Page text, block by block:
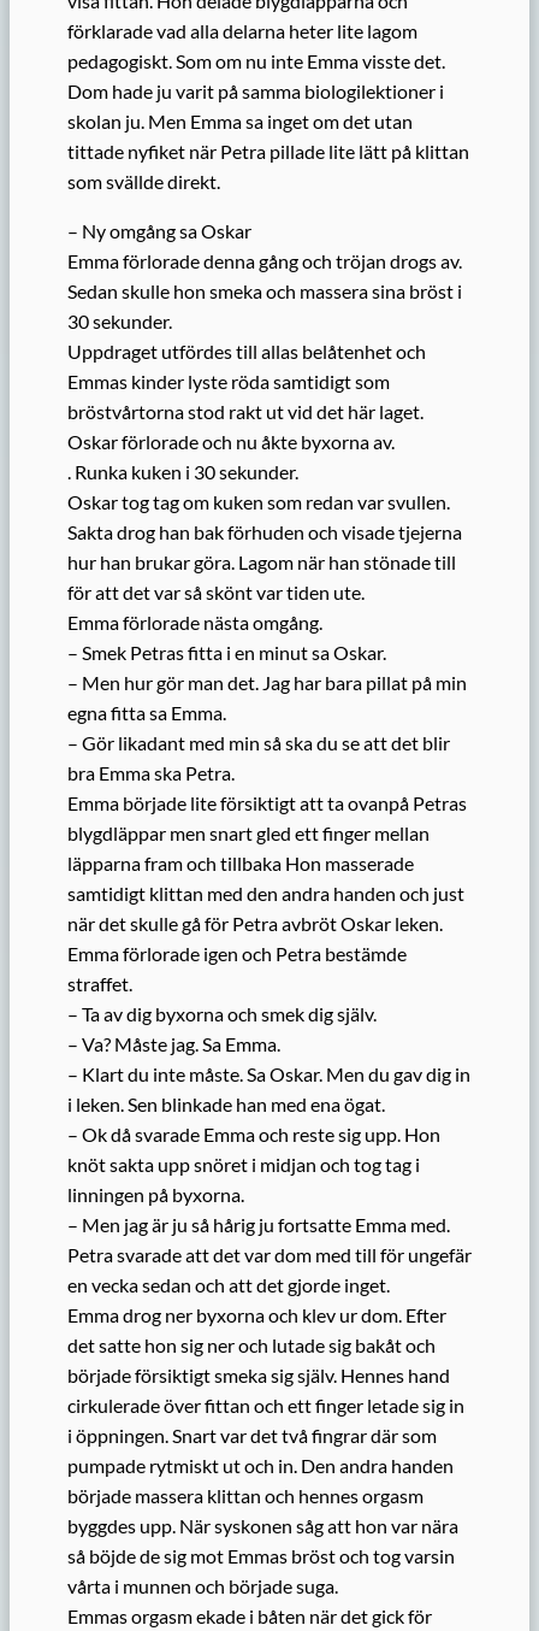
förklarade vad alla delarna heter lite lagom
pedagogiskt. Som om nu inte Emma visste det.
Dom hade ju varit på samma biologilektioner i
skolan ju. Men Emma sa inget om det utan
tittade nyfiket när Petra pillade lite lätt på klittan
som svällde direkt.
– Ny omgång sa Oskar
Emma förlorade denna gång och tröjan drogs av.
Sedan skulle hon smeka och massera sina bröst i
30 sekunder.
Uppdraget utfördes till allas belåtenhet och
Emmas kinder lyste röda samtidigt som
bröstvårtorna stod rakt ut vid det här laget.
Oskar förlorade och nu åkte byxorna av.
. Runka kuken i 30 sekunder.
Oskar tog tag om kuken som redan var svullen.
Sakta drog han bak förhuden och visade tjejerna
hur han brukar göra. Lagom när han stönade till
för att det var så skönt var tiden ute.
Emma förlorade nästa omgång.
– Smek Petras fitta i en minut sa Oskar.
– Men hur gör man det. Jag har bara pillat på min
egna fitta sa Emma.
– Gör likadant med min så ska du se att det blir
bra Emma ska Petra.
Emma började lite försiktigt att ta ovanpå Petras
blygdläppar men snart gled ett finger mellan
läpparna fram och tillbaka Hon masserade
samtidigt klittan med den andra handen och just
när det skulle gå för Petra avbröt Oskar leken.
Emma förlorade igen och Petra bestämde
straffet.
– Ta av dig byxorna och smek dig själv.
– Va? Måste jag. Sa Emma.
– Klart du inte måste. Sa Oskar. Men du gav dig in
i leken. Sen blinkade han med ena ögat.
– Ok då svarade Emma och reste sig upp. Hon
knöt sakta upp snöret i midjan och tog tag i
linningen på byxorna.
– Men jag är ju så hårig ju fortsatte Emma med.
Petra svarade att det var dom med till för ungefär
en vecka sedan och att det gjorde inget.
Emma drog ner byxorna och klev ur dom. Efter
det satte hon sig ner och lutade sig bakåt och
började försiktigt smeka sig själv. Hennes hand
cirkulerade över fittan och ett finger letade sig in
i öppningen. Snart var det två fingrar där som
pumpade rytmiskt ut och in. Den andra handen
började massera klittan och hennes orgasm
byggdes upp. När syskonen såg att hon var nära
så böjde de sig mot Emmas bröst och tog varsin
vårta i munnen och började suga.
Emmas orgasm ekade i båten när det gick för